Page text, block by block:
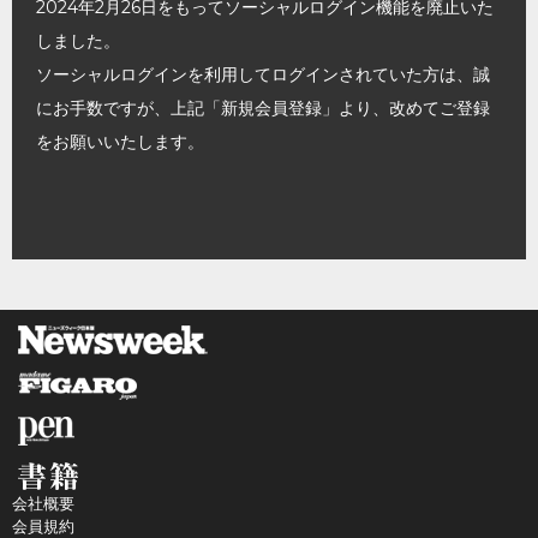
2024年2月26日をもってソーシャルログイン機能を廃止いた
しました。
ソーシャルログインを利用してログインされていた方は、誠
にお手数ですが、上記「新規会員登録」より、改めてご登録
をお願いいたします。
会社概要
会員規約